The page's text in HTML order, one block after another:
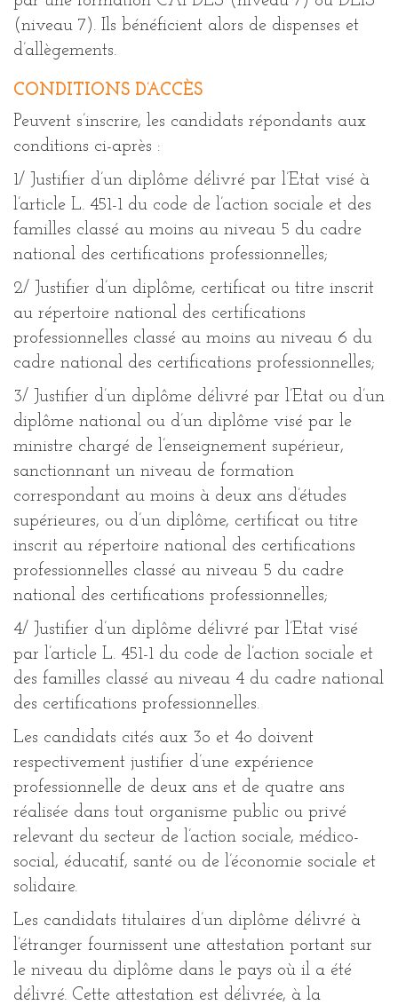
(niveau 7). Ils bénéficient alors de dispenses et
d’allègements.
CONDITIONS D’ACCÈS
Peuvent s’inscrire, les candidats répondants aux
conditions ci-après :
1/ Justifier d’un diplôme délivré par l’Etat visé à
l’article L. 451-1 du code de l’action sociale et des
familles classé au moins au niveau 5 du cadre
national des certifications professionnelles;
2/ Justifier d’un diplôme, certificat ou titre inscrit
au répertoire national des certifications
professionnelles classé au moins au niveau 6 du
cadre national des certifications professionnelles;
3/ Justifier d’un diplôme délivré par l’Etat ou d’un
diplôme national ou d’un diplôme visé par le
ministre chargé de l’enseignement supérieur,
sanctionnant un niveau de formation
correspondant au moins à deux ans d’études
supérieures, ou d’un diplôme, certificat ou titre
inscrit au répertoire national des certifications
professionnelles classé au niveau 5 du cadre
national des certifications professionnelles;
4/ Justifier d’un diplôme délivré par l’Etat visé
par l’article L. 451-1 du code de l’action sociale et
des familles classé au niveau 4 du cadre national
des certifications professionnelles.
Les candidats cités aux 3o et 4o doivent
respectivement justifier d’une expérience
professionnelle de deux ans et de quatre ans
réalisée dans tout organisme public ou privé
relevant du secteur de l’action sociale, médico-
social, éducatif, santé ou de l’économie sociale et
solidaire.
Les candidats titulaires d’un diplôme délivré à
l’étranger fournissent une attestation portant sur
le niveau du diplôme dans le pays où il a été
délivré. Cette attestation est délivrée, à la